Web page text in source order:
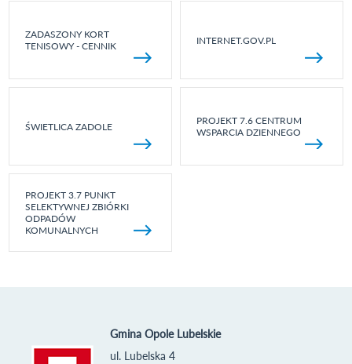
ZADASZONY KORT
TENISOWY - CENNIK
INTERNET.GOV.PL
ŚWIETLICA ZADOLE
PROJEKT 7.6 CENTRUM
WSPARCIA DZIENNEGO
PROJEKT 3.7 PUNKT
SELEKTYWNEJ ZBIÓRKI
ODPADÓW
KOMUNALNYCH
Gmina Opole Lubelskie
ul. Lubelska 4